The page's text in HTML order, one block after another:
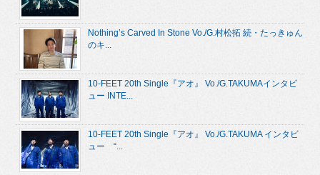
Nothing’s Carved In Stone Vo./G.村松拓 続・たっきゅん
のキ...
10-FEET 20th Single『アオ』 Vo./G.TAKUMAインタビ
ュー INTE...
10-FEET 20th Single『アオ』 Vo./G.TAKUMA インタビ
ュー “...